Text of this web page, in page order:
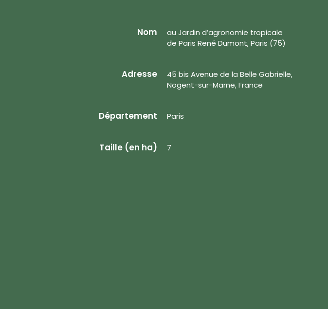
Nom
au Jardin d’agronomie tropicale
de Paris René Dumont, Paris (75)
Adresse
45 bis Avenue de la Belle Gabrielle,
Nogent-sur-Marne, France
Département Paris
Taille (en ha) 7